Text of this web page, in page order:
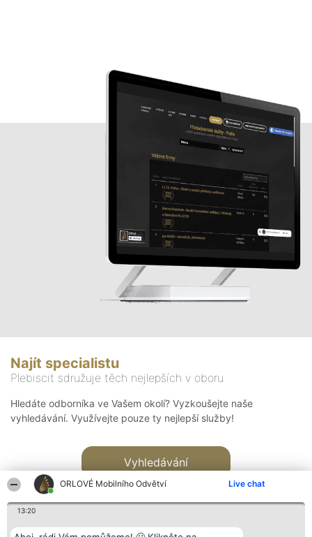
ORLOVÉ Mobilního Odvětví Live chat
13:20
Najít specialistu
Plebiscit sdružuje těch nejlepších v oboru
Hledáte odborníka ve Vašem okolí? Vyzkoušejte naše
vyhledávání. Využívejte pouze ty nejlepší služby!
Vyhledávání